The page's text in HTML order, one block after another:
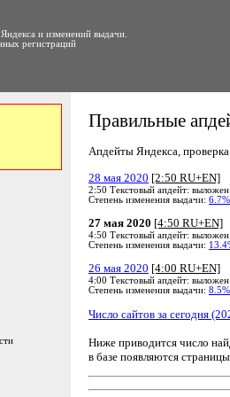
и изменений выдачи.
регистраций
Правильные
Апдейты Яндекса,
28 мая 2020 [2:50 RU+EN]
2:50 Текстовый апдейт:
Степень изменения выдачи: 6.7%
27 мая 2020 [4:50 RU+EN]
4:50 Текстовый апдейт:
Степень изменения выдачи:
26 мая 2020 [4:00 RU+EN]
4:00 Текстовый апдейт:
Степень изменения выдачи: 8.5%
Число сайтов за сегодня
Ниже приводится число
в базе появляются